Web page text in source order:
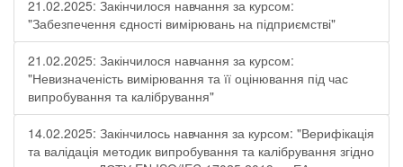
21.02.2025: Закінчилося навчання за курсом:
"Забезпечення єдності вимірювань на підприємстві"
21.02.2025: Закінчилося навчання за курсом:
"Невизначеність вимірювання та її оцінювання під час
випробування та калібрування"
14.02.2025: Закінчилось навчання за курсом: "Верифікація
та валідація методик випробування та калібрування згідно